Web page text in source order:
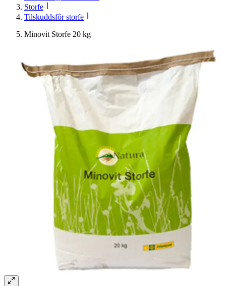
Storfe
Tilskuddsfôr storfe
Minovit Storfe 20 kg